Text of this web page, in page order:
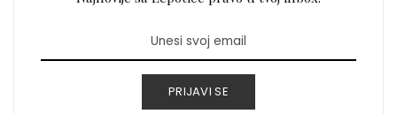
PRIJAVI SE